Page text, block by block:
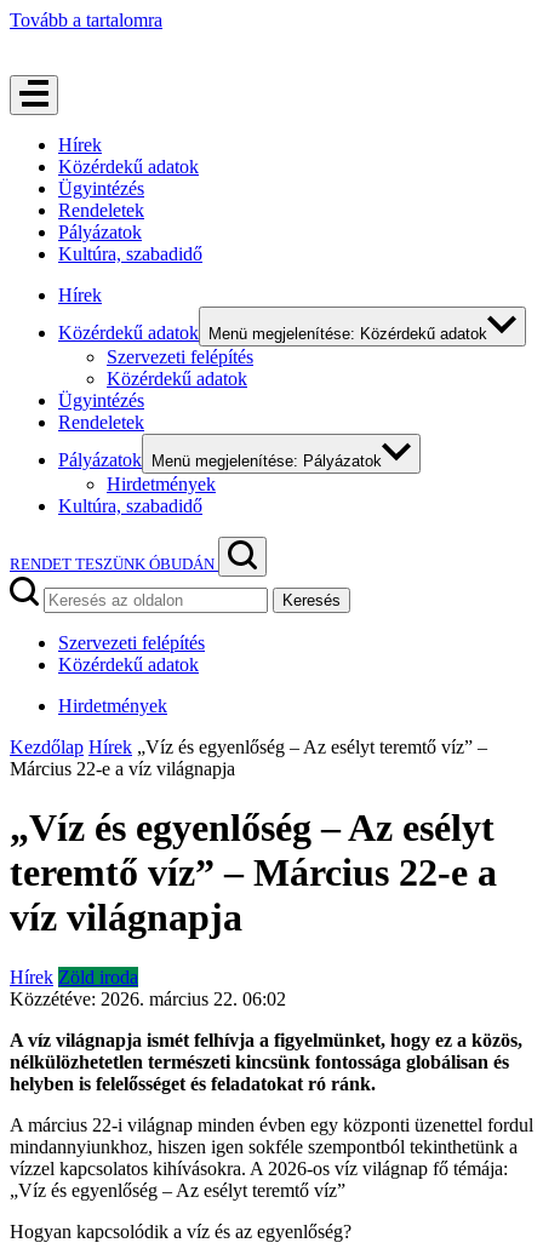
Tovább a tartalomra
Hírek
Közérdekű adatok
Ügyintézés
Rendeletek
Pályázatok
Kultúra, szabadidő
Hírek
Közérdekű adatok
Menü megjelenítése: Közérdekű adatok
Szervezeti felépítés
Közérdekű adatok
Ügyintézés
Rendeletek
Pályázatok
Menü megjelenítése: Pályázatok
Hirdetmények
Kultúra, szabadidő
RENDET TESZÜNK ÓBUDÁN
Keresés
Szervezeti felépítés
Közérdekű adatok
Hirdetmények
Kezdőlap Hírek „Víz és egyenlőség – Az esélyt teremtő víz” –
Március 22-e a víz világnapja
„Víz és egyenlőség – Az esélyt
teremtő víz” – Március 22-e a
víz világnapja
Hírek Zöld iroda
Közzétéve: 2026. március 22. 06:02
A víz világnapja ismét felhívja a figyelmünket, hogy ez a közös,
nélkülözhetetlen természeti kincsünk fontossága globálisan és
helyben is felelősséget és feladatokat ró ránk.
A március 22-i világnap minden évben egy központi üzenettel fordul
mindannyiunkhoz, hiszen igen sokféle szempontból tekinthetünk a
vízzel kapcsolatos kihívásokra. A 2026-os víz világnap fő témája:
„Víz és egyenlőség – Az esélyt teremtő víz”
Hogyan kapcsolódik a víz és az egyenlőség?